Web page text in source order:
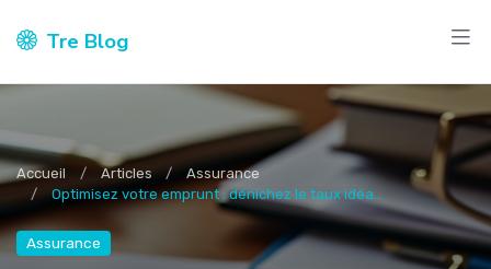
Tre Blog
Accueil Articles
Assurance
Optimisez votre emprunt : dénichez le taux idéa...
Assurance